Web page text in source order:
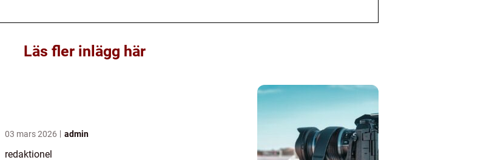
Läs fler inlägg här
03 mars 2026 admin
redaktionel